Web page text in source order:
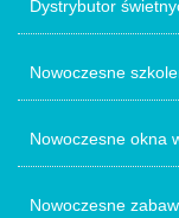
Dystrybutor
Nowoczesne
Nowoczesne okna
Nowoczesne